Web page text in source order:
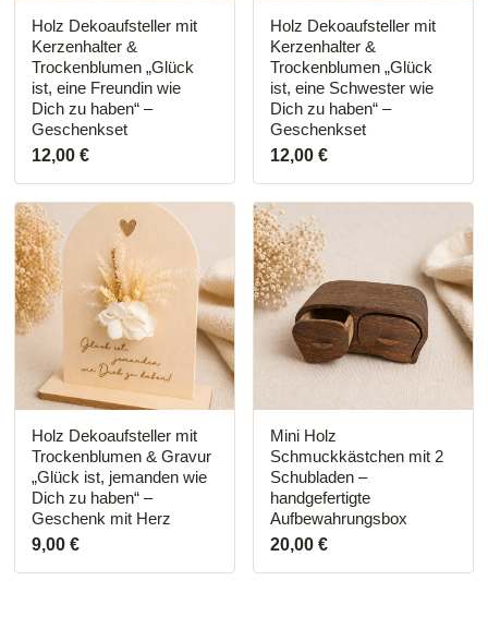
Holz Dekoaufsteller mit
Kerzenhalter &
Trockenblumen „Glück
ist, eine Freundin wie
Dich zu haben“ –
Geschenkset
12,00 €
Holz Dekoaufsteller mit
Kerzenhalter &
Trockenblumen „Glück
ist, eine Schwester wie
Dich zu haben“ –
Geschenkset
12,00€
Holz Dekoaufsteller mit
Trockenblumen & Gravur
„Glück ist, jemanden wie
Dich zu haben“ –
Geschenk mit Herz
9,00 €
Mini Holz
Schmuckkästchen mit 2
Schubladen –
handgefertigte
Aufbewahrungsbox
20,00€